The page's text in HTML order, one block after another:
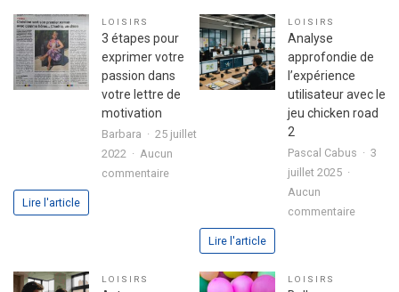
LOISIRS
3 étapes pour
exprimer votre
passion dans
votre lettre de
motivation
Barbara
25 juillet
2022
Aucun
commentairesur
exprimer
Lire l'article
LOISIRS
Analyse
approfondie de
l’expérience
utilisateur avec le
jeu chicken road
2
Pascal Cabus
3
juillet 2025
Aucun
commentairesur
Lire l'article
LOISIRS LOISIRS